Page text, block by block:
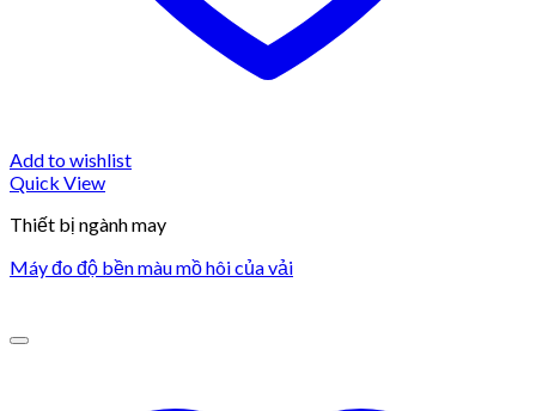
Add to wishlist
Quick View
Thiết bị ngành may
Máy đo độ bền màu mồ hôi của vải